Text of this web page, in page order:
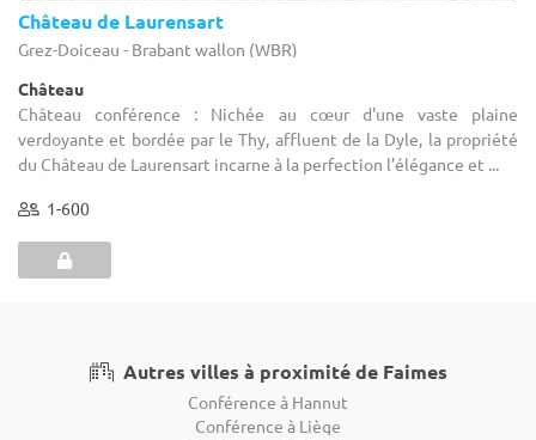
Château de Laurensart
Grez-Doiceau - Brabant wallon (WBR)
Château
Château conférence : Nichée au cœur d'une vaste plaine
verdoyante et bordée par le Thy, affluent de la Dyle, la propriété
du Château de Laurensart incarne à la perfection l’élégance et ...
1-600
Autres villes à proximité de Faimes
Conférence à Hannut
Conférence à Liège